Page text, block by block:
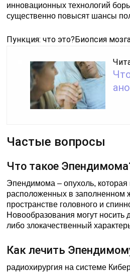
инновационных технологий
существенно повысят шансы
Пункция: что это? Биопсия
Частые вопросы
Что такое
Эпендимома – опухоль, которая
расположенных в заполненном
пространстве головного и
Новообразования могут носить
либо злокачественный
Как лечить
радиохирургия на системе